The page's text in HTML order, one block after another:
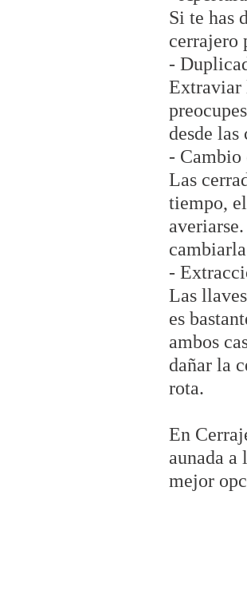
Si te has
cerrajero
-
Extraviar
desde
- Cambio
Las
tiempo,
-
Las
es
ambos
dañar la
rota.
En
aunada a
mejor